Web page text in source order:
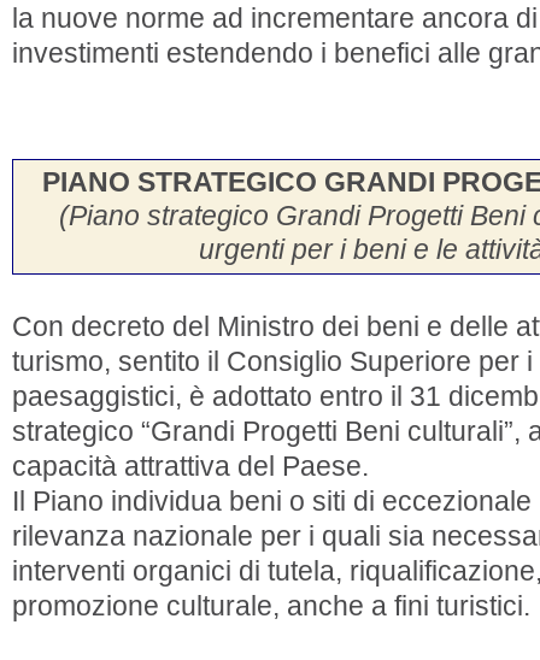
la nuove norme ad incrementare ancora
investimenti estendendo i benefici alle
PIANO STRATEGICO GRANDI
(Piano strategico Grandi Progetti Beni
urgenti per i beni e le
Con decreto del Ministro dei beni e delle
turismo, sentito il Consiglio Superiore per
paesaggistici, è adottato entro il 31
strategico “Grandi Progetti Beni culturali”,
capacità attrattiva del Paese.
Il Piano individua beni o siti di
rilevanza nazionale per i quali sia
interventi organici di tutela,
promozione culturale, anche a fini turistici.